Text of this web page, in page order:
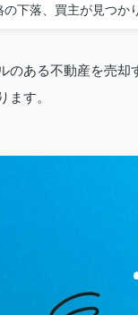
の下落、買主が見つか
のある不動産を売
ます。